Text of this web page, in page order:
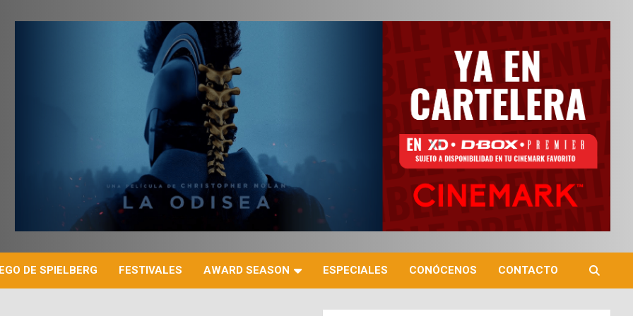
DE SPIELBERG FESTIVALES AWARD SEASON ESPECIALES CONÓCENOS CONTACTO